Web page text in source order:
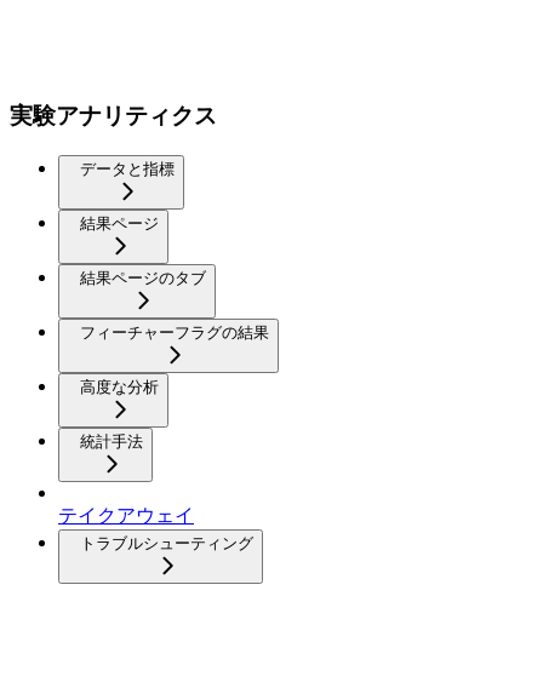
実験アナリティクス
データと指標
結果ページ
結果ページのタブ
フィーチャーフラグの結果
高度な分析
統計手法
テイクアウェイ
トラブルシューティング